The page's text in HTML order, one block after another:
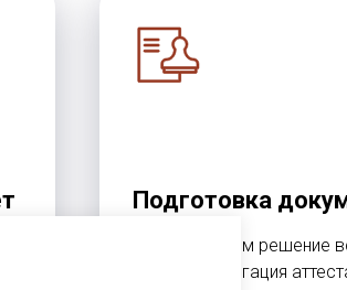
Подготовка
Обеспечиваем решение
задач: омологация